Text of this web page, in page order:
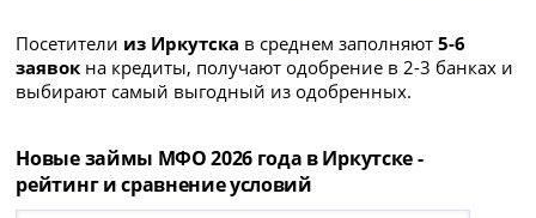
Посетители из Иркутска в среднем заполняют5-6
заявок на кредиты, получают одобрение в 2-3 банках и
выбирают самый выгодный из одобренных.
Новые займы МФО 2026 года в Иркутске -
рейтинг и сравнение условий